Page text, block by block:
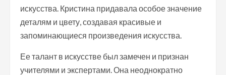
искусства. Кристина придавала особое значение
деталям и цвету, создавая красивые и
запоминающиеся произведения искусства.
Ее талант в искусстве был замечен и признан
учителями и экспертами. Она неоднократно